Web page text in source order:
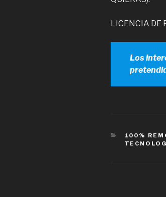
LICENCIA DE
Los
100%